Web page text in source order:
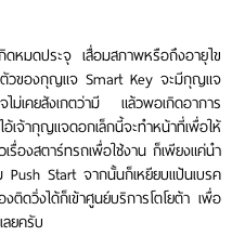
หมดประจุ เสื่อมสภาพหรือถึงอายุไข
ตัวของกุญแจ Smart Key จะมีกุญแจ
ม่เคยสังเกตว่ามี แล้วพอเกิดอาการ
อ้เจ้ากุญแจดอกเล็กนี้จะทำหน้าที่เพื่อให้
เรื่องสตาร์ทรถเพื่อใช้งาน ก็เพียงแค่นำ
Start จากนั้นก็เหยียบแป้นเบรค
ติดวิ่งได้ก็เข้าศูนย์บริการโตโยต้า เพื่อ
ยครับ